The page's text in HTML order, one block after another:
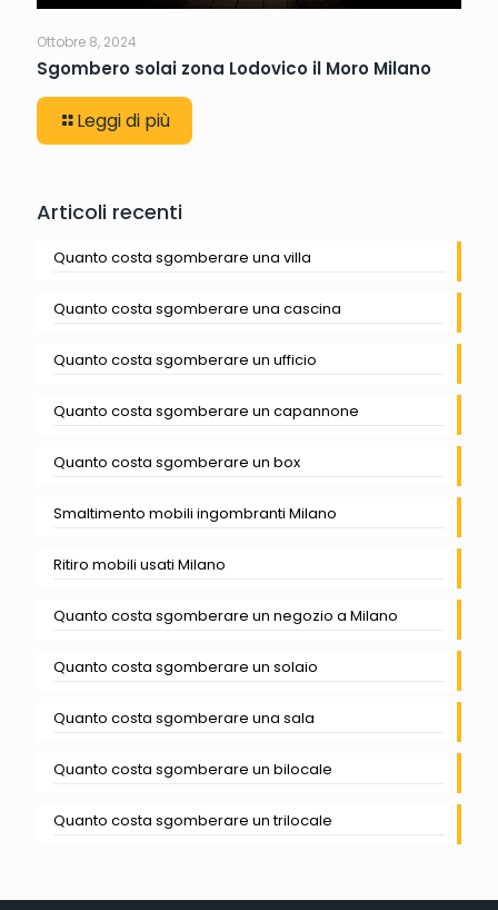
Ottobre 8, 2024
Sgombero solai zona Lodovico il Moro Milano
Leggi di più
Articoli recenti
Quanto costa sgomberare una villa
Quanto costa sgomberare una cascina
Quanto costa sgomberare un ufficio
Quanto costa sgomberare un capannone
Quanto costa sgomberare un box
Smaltimento mobili ingombranti Milano
Ritiro mobili usati Milano
Quanto costa sgomberare un negozio a Milano
Quanto costa sgomberare un solaio
Quanto costa sgomberare una sala
Quanto costa sgomberare un bilocale
Quanto costa sgomberare un trilocale